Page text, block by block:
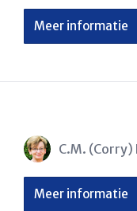
Meer informatie
C.M. (Corry)
Meer informatie